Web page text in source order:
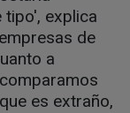
tipo', explica
de
a
es extraño,